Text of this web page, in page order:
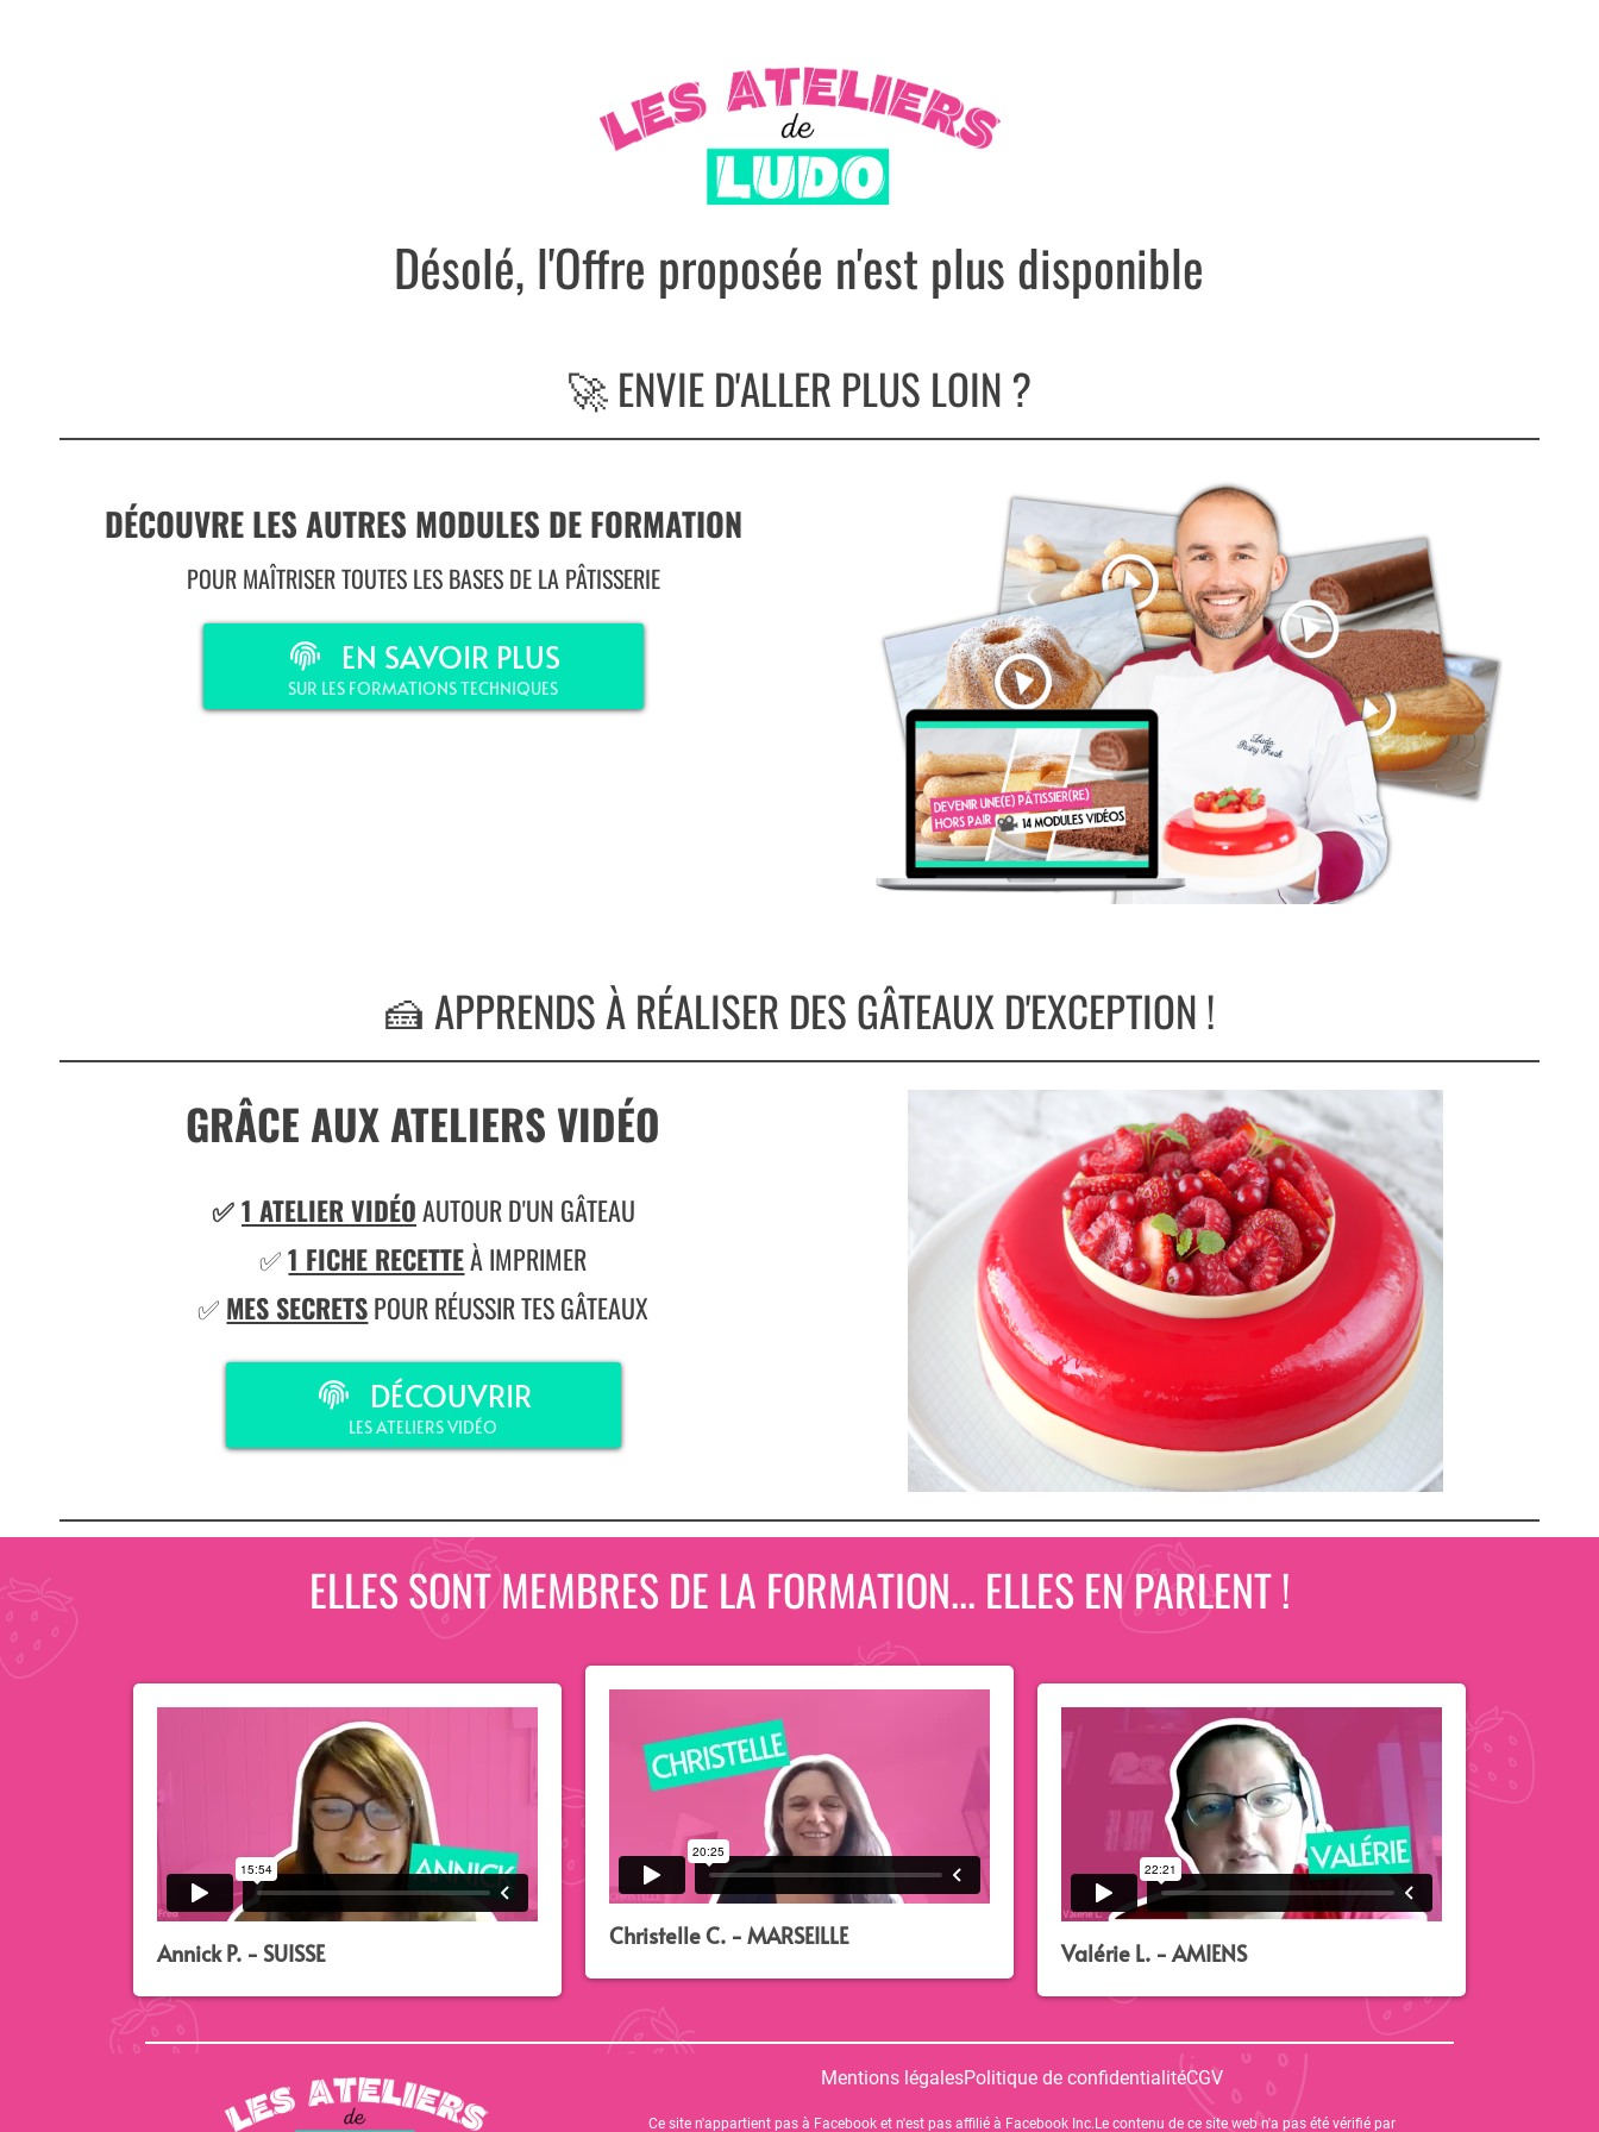
Désolé, l'Offre proposée n'est plus disponible
🚀 ENVIE D'ALLER PLUS LOIN ?
DÉCOUVRE LES AUTRES MODULES DE FORMATION
POUR MAÎTRISER TOUTES LES BASES DE LA PÂTISSERIE
EN SAVOIR PLUS
SUR LES FORMATIONS TECHNIQUES
🍰 APPRENDS À RÉALISER DES GÂTEAUX D'EXCEPTION !
GRÂCE AUX ATELIERS VIDÉO
✅1 ATELIER VIDÉOAUTOUR D'UN GÂTEAU
✅1 FICHE RECETTEÀ IMPRIMER
✅ MES SECRETSPOUR RÉUSSIR TES GÂTEAUX
DÉCOUVRIR
LES ATELIERS VIDÉO
ELLES SONT MEMBRES DE LA FORMATION... ELLES EN PARLENT !
Annick P. - SUISSE
Christelle C. - MARSEILLE
Valérie L. - AMIENS
Mentions légalesPolitique de confidentialitéCGV
Ce site n'appartient pas à Facebook et n'est pas affilié à Facebook Inc.Le contenu de ce site web n'a pas été vérifié par